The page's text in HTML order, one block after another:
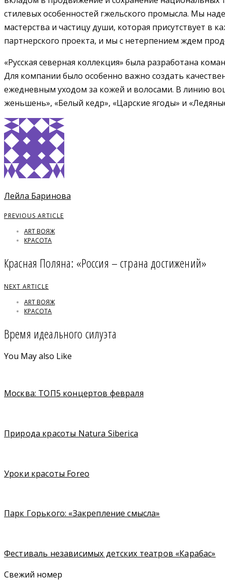
стилевых особенностей гжельского промысла. Мы
мастерства и частицу души, которая присутствует в
партнерского проекта, и мы с нетерпением ждем
«Русская северная коллекция» была разработана
Для компании было особенно важно создать
ежедневным уходом за кожей и волосами. В линию
женьшень», «Белый кедр», «Царские ягоды» и
Лейла Баринова
PREVIOUS ARTICLE
ART ВОЯЖ
КРАСОТА
Красная Поляна: «Россия – страна достижений»
NEXT ARTICLE
ART ВОЯЖ
КРАСОТА
Время идеального силуэта
You May also Like
Москва: ТОП5 концертов февраля
Природа красоты Natura Siberica
Уроки красоты Foreo
Парк Горького: «Закрепление смысла»
Фестиваль независимых детских театров «Карабас»
Свежий номер